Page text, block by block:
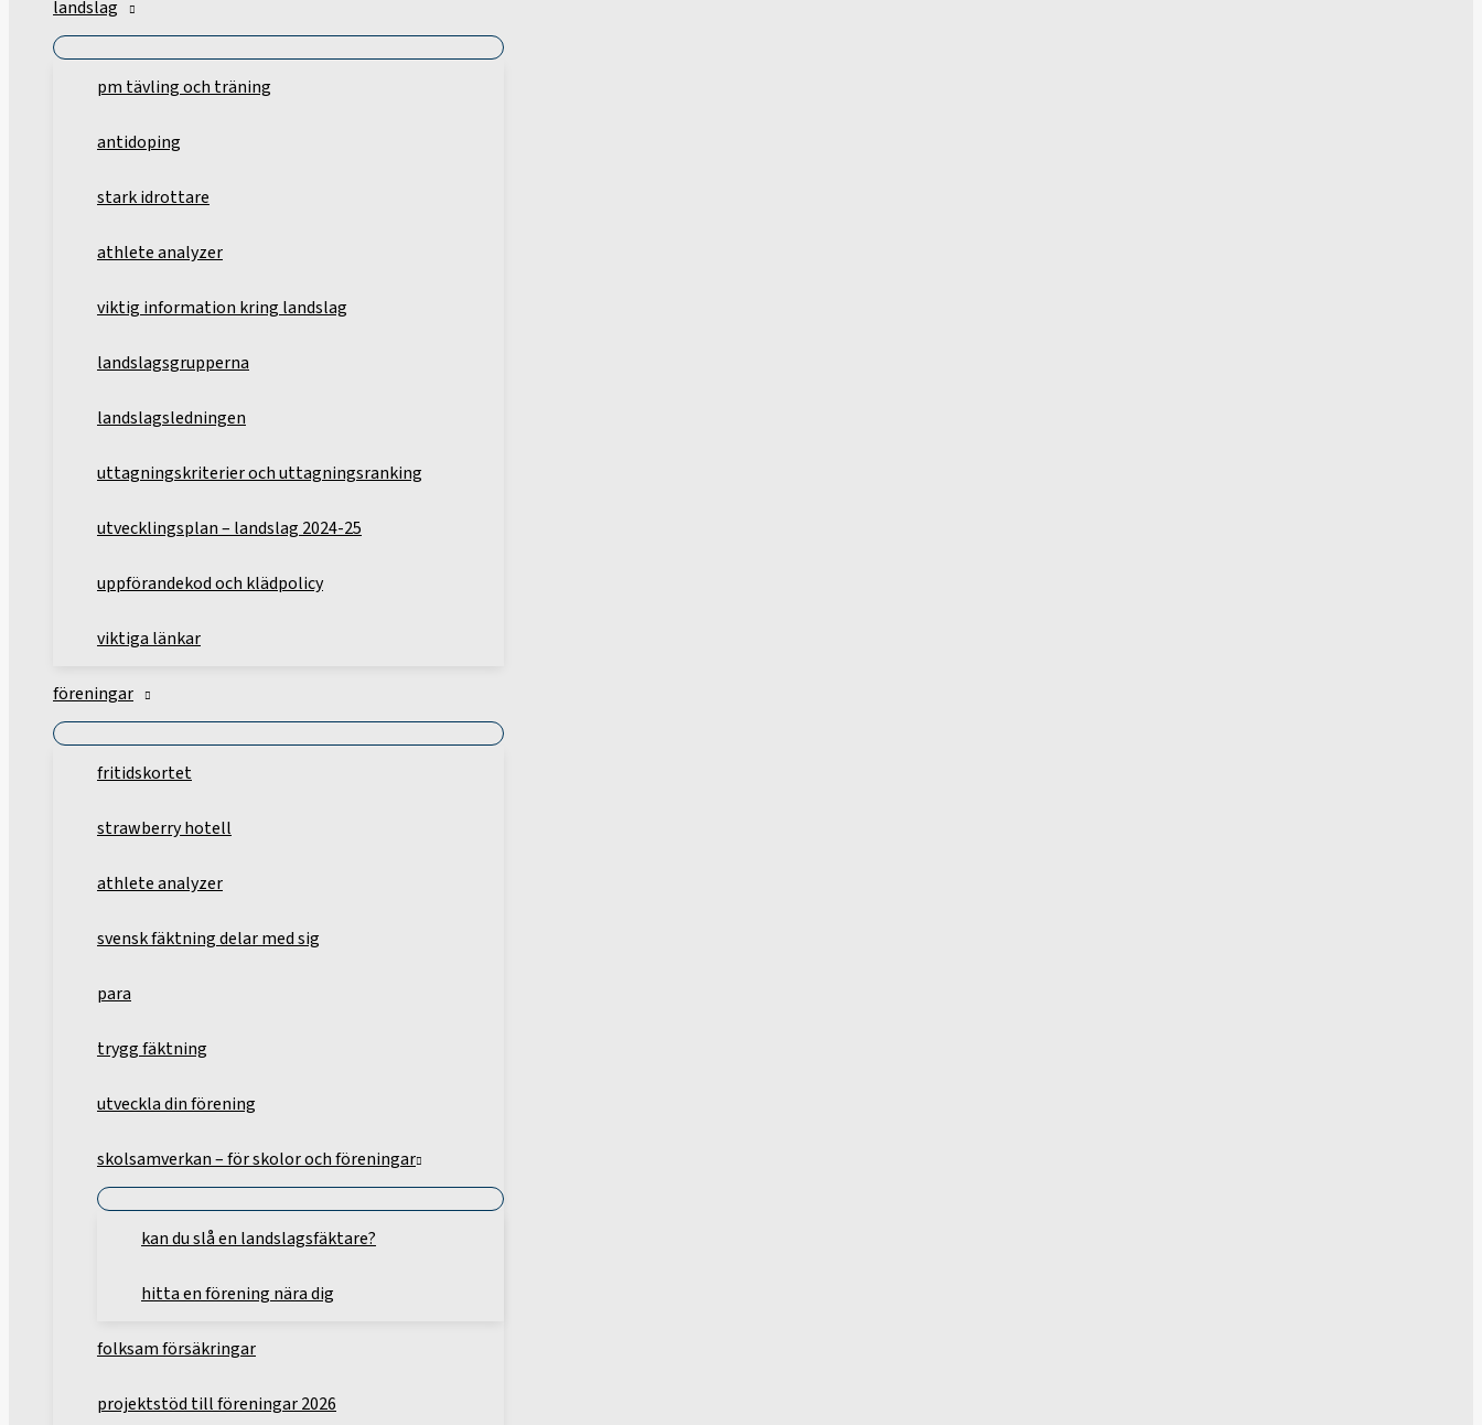
landslag
pm tävling och träning
antidoping
stark idrottare
athlete analyzer
viktig information kring landslag
landslagsgrupperna
landslagsledningen
uttagningskriterier och uttagningsranking
utvecklingsplan – landslag 2024-25
uppförandekod och klädpolicy
viktiga länkar
föreningar
fritidskortet
strawberry hotell
athlete analyzer
svensk fäktning delar med sig
para
trygg fäktning
utveckla din förening
skolsamverkan – för skolor och föreningar
kan du slå en landslagsfäktare?
hitta en förening nära dig
folksam försäkringar
projektstöd till föreningar 2026